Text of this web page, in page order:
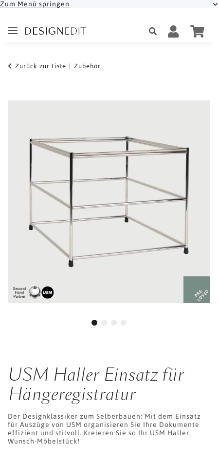
Zum Menü springen
Zurück zur Liste Zubehör
PRE-
LOVED
USM Haller Einsatz für
Hängeregistratur
Der Designklassiker zum Selberbauen: Mit dem Einsatz
für Auszüge von USM organisieren Sie Ihre Dokumente
effizient und stilvoll. Kreieren Sie so Ihr USM Haller
Wunsch-Möbelstück!